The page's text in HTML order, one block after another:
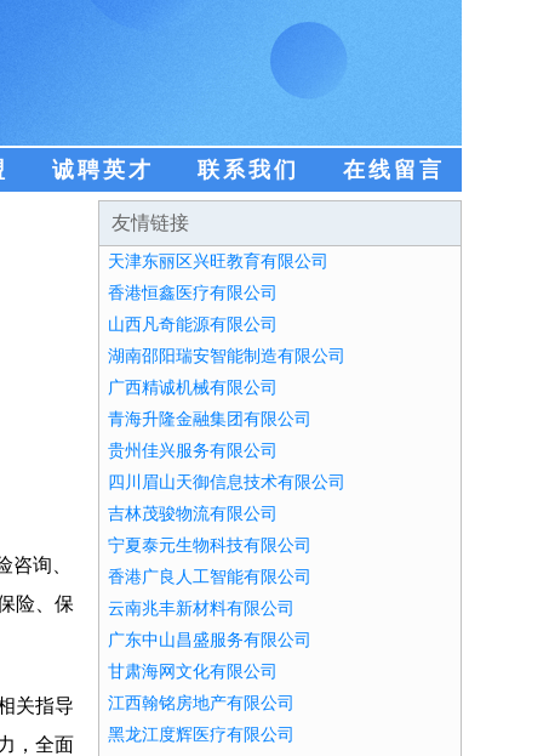
诚聘英才 联系我们 在线留言
询、
险、保
关指导
，全面
友情链接
天津东丽区兴旺教育有限公司
香港恒鑫医疗有限公司
山西凡奇能源有限公司
湖南邵阳瑞安智能制造有限公司
广西精诚机械有限公司
青海升隆金融集团有限公司
贵州佳兴服务有限公司
四川眉山天御信息技术有限公司
吉林茂骏物流有限公司
宁夏泰元生物科技有限公司
香港广良人工智能有限公司
云南兆丰新材料有限公司
广东中山昌盛服务有限公司
甘肃海网文化有限公司
江西翰铭房地产有限公司
黑龙江度辉医疗有限公司